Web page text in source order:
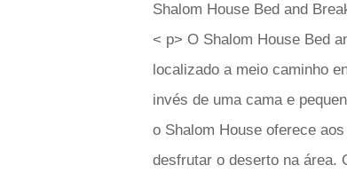
Shalom House Bed and
< p> O Shalom House Bed
localizado a meio caminho
invés de uma cama e
o Shalom House oferece
desfrutar o deserto na área.